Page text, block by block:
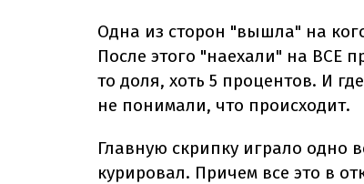
Одна из сторон "вышла" на
После этого "наехали" на ВСЕ
то доля, хоть 5 процентов. И
не понимали, что происходит.
Главную скрипку играло одно
курировал. Причем все это в